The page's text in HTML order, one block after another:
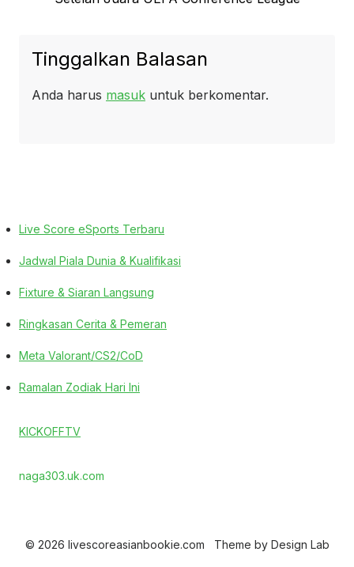
Tinggalkan Balasan
Anda harus masuk untuk berkomentar.
Live Score eSports Terbaru
Jadwal Piala Dunia & Kualifikasi
Fixture & Siaran Langsung
Ringkasan Cerita & Pemeran
Meta Valorant/CS2/CoD
Ramalan Zodiak Hari Ini
KICKOFFTV
naga303.uk.com
© 2026 livescoreasianbookie.com Theme by Design Lab